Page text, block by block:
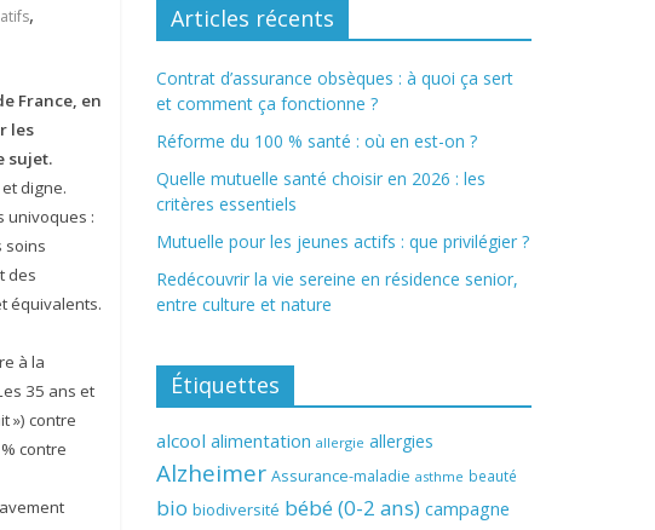
,
France, en
les
sujet.
digne.
univoques :
soins
des
équivalents.
à la
35 ans et
») contre
contre
Articles récents
Contrat d’assurance obsèques : à quoi ça sert
et comment ça fonctionne ?
Réforme du 100 % santé : où en est-on ?
Quelle mutuelle santé choisir en 2026 : les
critères essentiels
Mutuelle pour les jeunes actifs : que privilégier ?
Redécouvrir la vie sereine en résidence senior,
entre culture et nature
Étiquettes
alcool alimentation allergie allergies
Alzheimer Assurance-maladie asthme beauté
bio biodiversité bébé (0-2 ans) campagne